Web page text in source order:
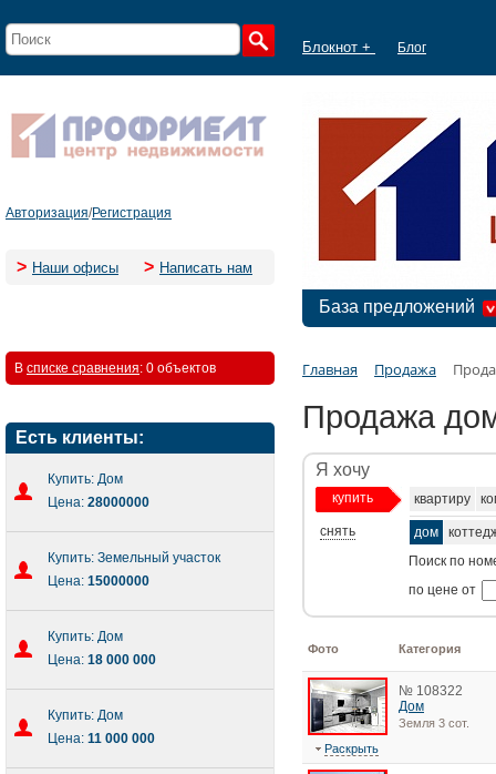
Блокнот + Блог
Авторизация/Регистрация
> Наши офисы > Написать нам
База предложений
В списке сравнения: 0 объектов
Есть клиенты:
Купить: Дом
Цена: 28000000
Купить: Земельный участок
Цена: 15000000
Купить: Дом
Цена: 18 000 000
Купить: Дом
Цена: 11 000 000
Главная Продажа
Продажа
Я хочу
купить
снять
квартиру
дом
Поиск по
по цене от
Фото Категория
№ 108322
Дом
Земля 3 сот.
Раскрыть